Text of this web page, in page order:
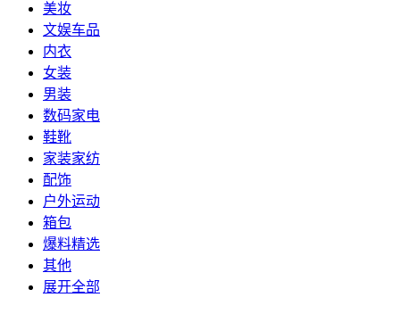
美妆
文娱车品
内衣
女装
男装
数码家电
鞋靴
家装家纺
配饰
户外运动
箱包
爆料精选
其他
展开全部